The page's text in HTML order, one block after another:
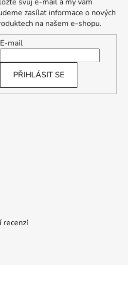
zasílat informace o nových
na našem e-shopu.
E-mail
PŘIHLÁSIT SE
recenzí